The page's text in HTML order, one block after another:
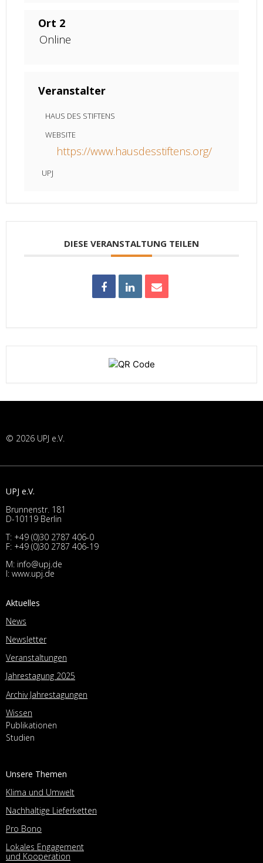
Ort 2
Online
Veranstalter
HAUS DES STIFTENS
WEBSITE
https://www.hausdesstiftens.org/
UPJ
DIESE VERANSTALTUNG TEILEN
© 2026 UPJ e.V.
UPJ e.V.
Brunnenstr. 181
D-10119 Berlin
T: +49 (0)30 2787 406-0
F: +49 (0)30 2787 406-19
M: info@upj.de
I: www.upj.de
Aktuelles
News
Newsletter
Veranstaltungen
Jahrestagung 2025
Archiv Jahrestagungen
Wissen
Publikationen
Studien
Unsere Themen
Klima und Umwelt
Nachhaltige Lieferketten
Pro Bono
Lokales Engagement
und Kooperation